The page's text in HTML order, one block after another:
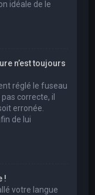
idéale de le
n’est toujours
réglé le fuseau
correcte, il
erronée.
de lui
!
votre langue